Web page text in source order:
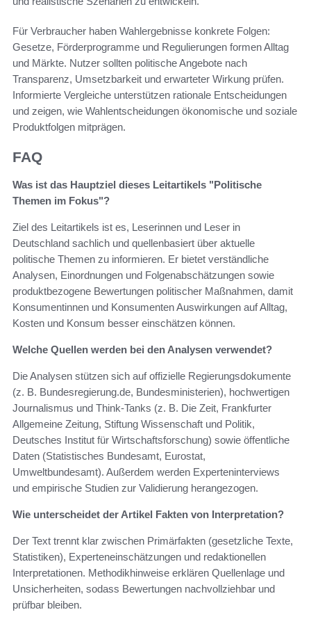
Für Verbraucher haben Wahlergebnisse konkrete Folgen:
Gesetze, Förderprogramme und Regulierungen formen Alltag
und Märkte. Nutzer sollten politische Angebote nach
Transparenz, Umsetzbarkeit und erwarteter Wirkung prüfen.
Informierte Vergleiche unterstützen rationale Entscheidungen
und zeigen, wie Wahlentscheidungen ökonomische und soziale
Produktfolgen mitprägen.
FAQ
Was ist das Hauptziel dieses Leitartikels "Politische
Themen im Fokus"?
Ziel des Leitartikels ist es, Leserinnen und Leser in
Deutschland sachlich und quellenbasiert über aktuelle
politische Themen zu informieren. Er bietet verständliche
Analysen, Einordnungen und Folgenabschätzungen sowie
produktbezogene Bewertungen politischer Maßnahmen, damit
Konsumentinnen und Konsumenten Auswirkungen auf Alltag,
Kosten und Konsum besser einschätzen können.
Welche Quellen werden bei den Analysen verwendet?
Die Analysen stützen sich auf offizielle Regierungsdokumente
(z. B. Bundesregierung.de, Bundesministerien), hochwertigen
Journalismus und Think-Tanks (z. B. Die Zeit, Frankfurter
Allgemeine Zeitung, Stiftung Wissenschaft und Politik,
Deutsches Institut für Wirtschaftsforschung) sowie öffentliche
Daten (Statistisches Bundesamt, Eurostat,
Umweltbundesamt). Außerdem werden Experteninterviews
und empirische Studien zur Validierung herangezogen.
Wie unterscheidet der Artikel Fakten von Interpretation?
Der Text trennt klar zwischen Primärfakten (gesetzliche Texte,
Statistiken), Experteneinschätzungen und redaktionellen
Interpretationen. Methodikhinweise erklären Quellenlage und
Unsicherheiten, sodass Bewertungen nachvollziehbar und
prüfbar bleiben.